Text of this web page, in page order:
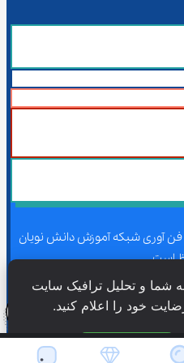
آوری شبکه آموزش دانش نویان
است.
آوری شبکه آموزش دانش نویان
تجربه شما و تحلیل ترافیک سایت
پذیرش همه